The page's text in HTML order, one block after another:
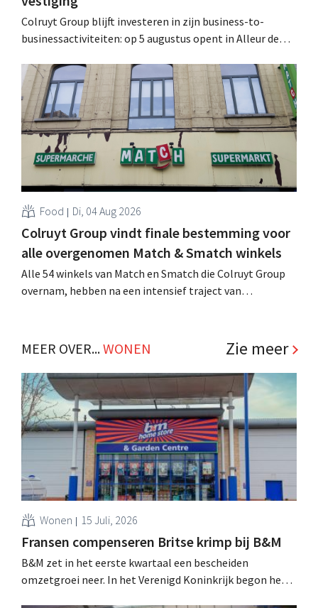
Colruyt Group blijft investeren in zijn business-to-
businessactiviteiten: op 5 augustus opent in Alleur de
winkelformule die zich uitsluitend richt op professionele
klanten. .
Food Di, 04 Aug 2026
Colruyt Group vindt finale bestemming voor
alle overgenomen Match & Smatch winkels
Alle 54 winkels van Match en Smatch die Colruyt Group
overnam, hebben na een intensief traject van
.MEER OVER...WONEN Zie meer
Wonen 15 Juli, 2026
Fransen compenseren Britse krimp bij B&M
B&M zet in het eerste kwartaal een bescheiden
omzetgroei neer. In het Verenigd Koninkrijk begon het